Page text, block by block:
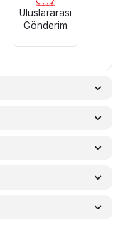
Uluslararası
Gönderim